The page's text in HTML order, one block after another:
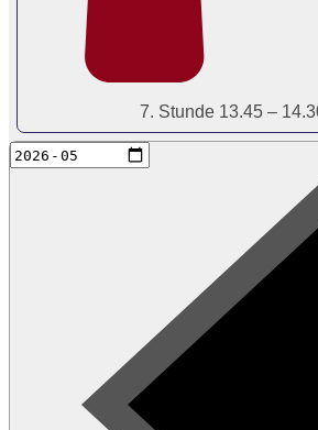
7. Stunde 13.45 –